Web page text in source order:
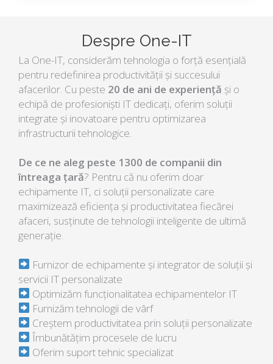
Despre One-IT
La One-IT, considerăm tehnologia o forță esențială
pentru redefinirea productivității și succesului
afacerilor. Cu peste 20 de ani de experiență și o
echipă de profesioniști IT dedicați, oferim soluții
integrate și inovatoare pentru optimizarea
infrastructurii tehnologice.
De ce ne aleg peste 1300 de companii din
întreaga țară? Pentru că nu oferim doar
echipamente IT, ci soluții personalizate care
maximizează eficiența și productivitatea fiecărei
afaceri, susținute de tehnologii inteligente de ultimă
generație.
Furnizor de echipamente și integrator de soluții și
servicii IT personalizate
Optimizăm funcționalitatea echipamentelor IT
Furnizăm tehnologii de vârf
Creștem productivitatea prin soluții personalizate
Îmbunătățim procesele de lucru
Oferim suport tehnic specializat